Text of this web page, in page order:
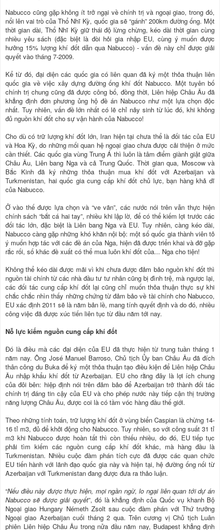
Nabucco cũng gặp không ít trở ngại về chính trị và ngoại giao, trong đó,
nổi lên vai trò của Thổ Nhĩ Kỳ, quốc gia sẽ “gánh” 200km đường ống. Một
thời gian dài, Thổ Nhĩ Kỳ giữ thái độ lừng chừng, kéo dài thời gian cùng
nhiều yêu sách (đặc biệt là đòi hỏi gia nhập EU, cùng ý muốn được
hưởng 15% lượng khí đốt dẫn qua Nabucco) - vấn đề này chỉ được giải
quyết vào tháng 7-2009.
Kể từ đó, đại diện các quốc gia có liên quan đã ký một thỏa thuận liên
quốc gia về việc xây dựng đường ống khí đốt Nabucco. Một tuyên bố
chính trị chung cũng đã được công bố, đồng thời, Liên hiệp Châu Âu đã
khẳng định đơn phương ủng hộ đề án Nabucco như một lựa chọn độc
nhất. Tuy nhiên, vấn đề lớn nhất có lẽ chỉ nảy sinh từ lúc đó, khi không
đủ nguồn khí đốt cho sự vận hành của Nabucco!
Cho dù có trữ lượng khí đốt lớn, Iran hiện tại chưa thể là đối tác của EU
và Hoa Kỳ, do những mối quan hệ ngoại giao chưa được cải thiện ở mức
cần thiết. Các quốc gia vùng Trung Á thì luôn là tâm điểm giành giật giữa
Châu Âu, Liên bang Nga và cả Trung Quốc. Thời gian qua, Moscow và
Bắc Kinh đã ký những thỏa thuận mua khí đốt với Azerbaijan và
Turkmenistan, hai quốc gia cung cấp khí đốt chủ lực, bạn hàng khả dĩ
của Nabucco.
Ở vào thế được lựa chọn và “ve vãn”, các nước nói trên vẫn thực hiện
chính sách “bắt cá hai tay”, nhiều khi lập lờ, để có thể kiếm lợi trước các
đối tác lớn, đặc biệt là Liên bang Nga và EU. Tuy nhiên, càng kéo dài,
Nabucco càng gặp những khó khăn nội bộ: một số quốc gia thành viên tỏ
ý muốn hợp tác với các đề án của Nga, hiện đã được triển khai và đỡ gặp
rắc rối, số khác đề xuất có thể mua luôn khí đốt của... Nga cho tiện!
Không thể kéo dài được mãi vì khi chưa được đảm bảo nguồn khí đốt thì
nguồn tài chính từ các nhà đầu tư tư nhân cũng bị đình trệ, mà ngược lại,
các đối tác cung cấp khí đốt lại cũng chỉ muốn thỏa thuận thực sự khi
chắc chắc nhìn thấy những chứng từ đảm bảo về tài chính cho Nabucco,
EU xác định 2011 sẽ là năm bản lề, mang tính quyết định và do đó, nhiều
công việc đã được xúc tiến liên tục từ đầu năm tới nay.
Nỗ lực kiếm nguồn cung cấp khí đốt
Đó là điều mà các đại diện của EU đã thực hiện từ trung tuần tháng 1
năm nay. Ông José Manuel Barroso, Chủ tịch Ủy ban Châu Âu đã đích
thân công du Buka để ký một thỏa thuận tạo điều kiện để Liên hiệp Châu
Âu nhập khẩu khí đốt từ Azerbaijan. EU cho rằng đây là lợi ích chung
của đôi bên: hiệp định nói trên đảm bảo để Azerbaijan trở thành đối tác
chính trị đáng tin cậy của EU và cho phép nước này tiếp cận thị trường
năng lượng Châu Âu, được coi là có tầm vóc hàng đầu thế giới.
Theo những tính toán, trữ lượng khí đốt ở vùng biển Caspian là chừng 14-
16 tỉ m3, đủ để khởi động cho Nabucco. Tuy nhiên, so với công suất 31 tỉ
m3 khi Nabucco được hoàn tất thì còn thiếu nhiều, do đó, EU tiếp tục
phải tìm kiếm các nguồn cung cấp khí đốt khác, mà hàng đầu là
Turkmenistan. Nhiều cuộc đàm phán tích cực đã được các quan chức
EU tiến hành với lãnh đạo quốc gia này và hiện tại, hệ đường ống nối từ
Azerbaijan với Turkmenistan đang được đưa ra thảo luận.
“Nếu điều này được thực hiện, mọi ngần ngừ, lo ngại liên quan tới dự án
Nabucco sẽ được giải quyết”, đó là khẳng định của Quốc vụ khanh Bộ
Ngoại giao Hungary Németh Zsolt sau cuộc đàm phán với Thứ trưởng
Ngoại giao Azerbaijan cuối tháng 2 qua. Trên cương vị Chủ tịch Luân
phiên Liên hiệp Châu Âu trong nửa đầu năm nay, Budapest khẳng định